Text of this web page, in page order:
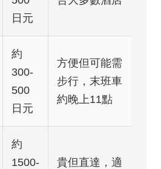
日元
約
300-
500
日元
方便但可能需
步行，末班車
約晚上11點
約
1500-
貴但直達，適